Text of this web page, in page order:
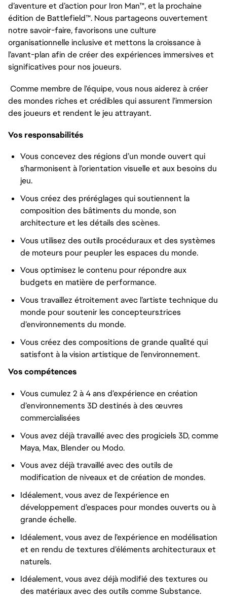
d’aventure et d’action pour Iron Man™, et la prochaine
édition de Battlefield™. Nous partageons ouvertement
notre savoir-faire, favorisons une culture
organisationnelle inclusive et mettons la croissance à
l’avant-plan afin de créer des expériences immersives et
significatives pour nos joueurs.
Comme membre de l’équipe, vous nous aiderez à créer
des mondes riches et crédibles qui assurent l’immersion
des joueurs et rendent le jeu attrayant.
Vos responsabilités
Vous concevez des régions d’un monde ouvert qui
s’harmonisent à l’orientation visuelle et aux besoins du
jeu.
Vous créez des préréglages qui soutiennent la
composition des bâtiments du monde, son
architecture et les détails des scènes.
Vous utilisez des outils procéduraux et des systèmes
de moteurs pour peupler les espaces du monde.
Vous optimisez le contenu pour répondre aux
budgets en matière de performance.
Vous travaillez étroitement avec l’artiste technique du
monde pour soutenir les concepteurs.trices
d’environnements du monde.
Vous créez des compositions de grande qualité qui
satisfont à la vision artistique de l’environnement.
Vos compétences
Vous cumulez 2 à 4 ans d’expérience en création
d’environnements 3D destinés à des œuvres
commercialisées
Vous avez déjà travaillé avec des progiciels 3D, comme
Maya, Max, Blender ou Modo.
Vous avez déjà travaillé avec des outils de
modification de niveaux et de création de mondes.
Idéalement, vous avez de l’expérience en
développement d’espaces pour mondes ouverts ou à
grande échelle.
Idéalement, vous avez de l’expérience en modélisation
et en rendu de textures d’éléments architecturaux et
naturels.
Idéalement, vous avez déjà modifié des textures ou
des matériaux avec des outils comme Substance.